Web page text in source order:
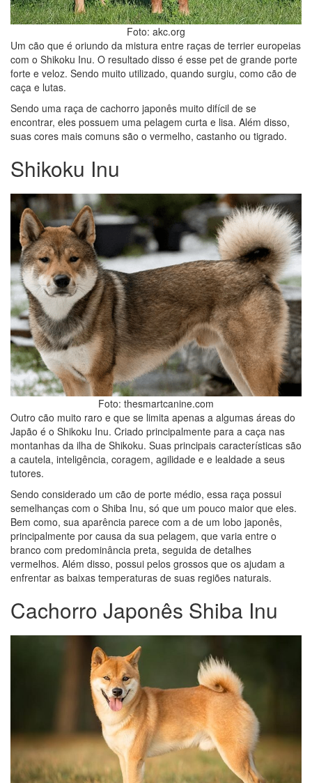
Foto: akc.org
Um cão que é oriundo da mistura entre raças de terrier europeias
com o Shikoku Inu. O resultado disso é esse pet de grande porte
forte e veloz. Sendo muito utilizado, quando surgiu, como cão de
caça e lutas.
Sendo uma raça de cachorro japonês muito difícil de se
encontrar, eles possuem uma pelagem curta e lisa. Além disso,
suas cores mais comuns são o vermelho, castanho ou tigrado.
Shikoku Inu
Foto: thesmartcanine.com
Outro cão muito raro e que se limita apenas a algumas áreas do
Japão é o Shikoku Inu. Criado principalmente para a caça nas
montanhas da ilha de Shikoku. Suas principais características são
a cautela, inteligência, coragem, agilidade e e lealdade a seus
tutores.
Sendo considerado um cão de porte médio, essa raça possui
semelhanças com o Shiba Inu, só que um pouco maior que eles.
Bem como, sua aparência parece com a de um lobo japonês,
principalmente por causa da sua pelagem, que varia entre o
branco com predominância preta, seguida de detalhes
vermelhos. Além disso, possui pelos grossos que os ajudam a
enfrentar as baixas temperaturas de suas regiões naturais.
Cachorro Japonês Shiba Inu